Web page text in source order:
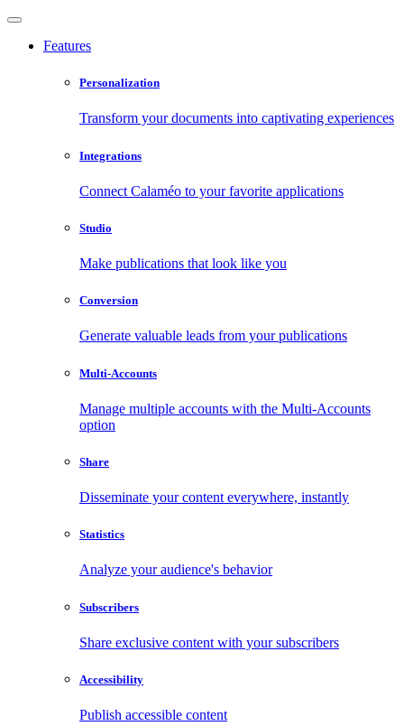
Features
Personalization
Transform your documents into captivating experiences
Integrations
Connect Calaméo to your favorite applications
Studio
Make publications that look like you
Conversion
Generate valuable leads from your publications
Multi-Accounts
Manage multiple accounts with the Multi-Accounts
option
Share
Disseminate your content everywhere, instantly
Statistics
Analyze your audience's behavior
Subscribers
Share exclusive content with your subscribers
Accessibility
Publish accessible content